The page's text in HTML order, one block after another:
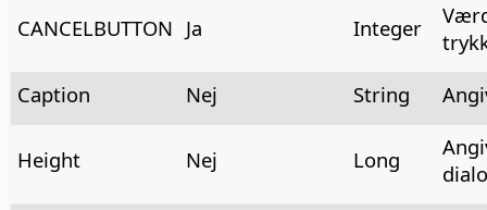
CANCELBUTTON Ja Integer
Caption
Nej String
Height Nej Long